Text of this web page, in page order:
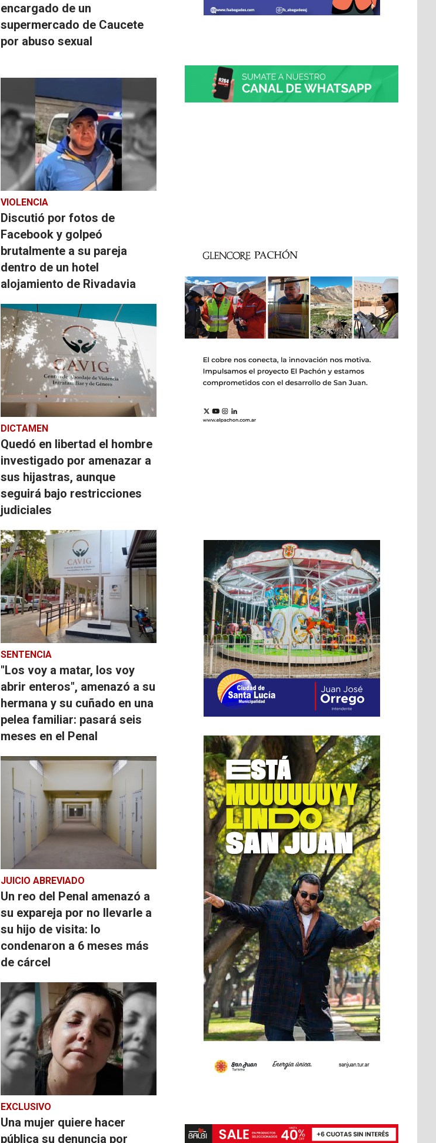
encargado de un
supermercado de Caucete
por abuso sexual
VIOLENCIA
Discutió por fotos de
Facebook y golpeó
brutalmente a su pareja
dentro de un hotel
alojamiento de Rivadavia
DICTAMEN
Quedó en libertad el hombre
investigado por amenazar a
sus hijastras, aunque
seguirá bajo restricciones
judiciales
SENTENCIA
"Los voy a matar, los voy
abrir enteros", amenazó a su
hermana y su cuñado en una
pelea familiar: pasará seis
meses en el Penal
JUICIO ABREVIADO
Un reo del Penal amenazó a
su expareja por no llevarle a
su hijo de visita: lo
condenaron a 6 meses más
de cárcel
EXCLUSIVO
Una mujer quiere hacer
pública su denuncia por